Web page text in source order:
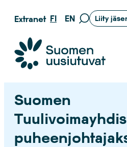
Siirry
sisältöön
Extranet FI EN
Siirry
Liity
Suomen uusiutuvat ry
Suomen